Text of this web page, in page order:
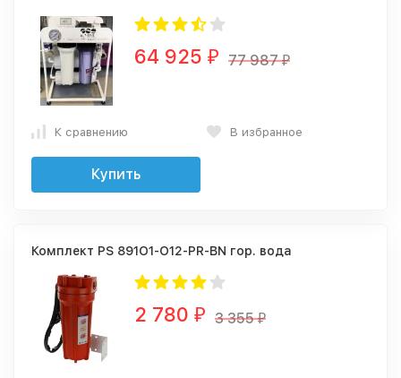
64 925 ₽ 77 987₽
К сравнению В избранное
Купить
Комплект PS 891O1-О12-PR-BN гор. вода
2 780 ₽ 3 355₽